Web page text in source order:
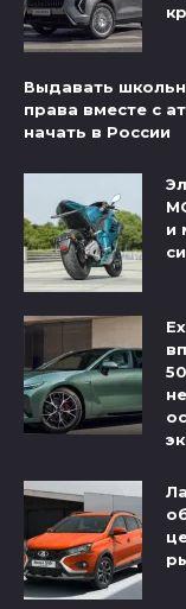
Выдавать
права вместе с
начать в России
и